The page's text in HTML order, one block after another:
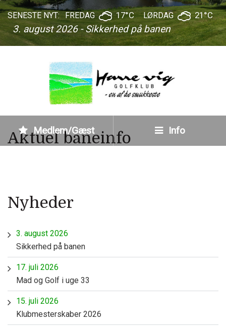
SENESTE NYT:
3. august 2026 - Sikkerhed på banen
FREDAG 17°C LØRDAG 21°C
Medlem/Gæst Info
Aktuel baneinfo
Nyheder
3. august 2026
Sikkerhed på banen
17. juli 2026
Mad og Golf i uge 33
15. juli 2026
Klubmesterskaber 2026